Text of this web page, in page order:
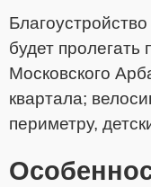
будет
Московского
квартала;
периметру,